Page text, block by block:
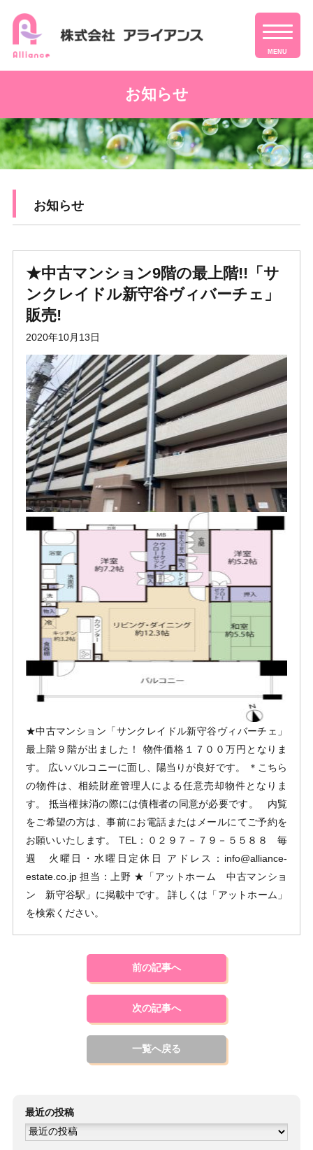
MENU
お知らせ
お知らせ
★中古マンション9階の最上階!!「サ
ンクレイドル新守谷ヴィバーチェ」
販売!
2020年10月13日
★中古マンション「サンクレイドル新守谷ヴィバーチェ」
最上階９階が出ました！ 物件価格１７００万円となりま
す。 広いバルコニーに面し、陽当りが良好です。 ＊こちら
の物件は、相続財産管理人による任意売却物件となりま
す。 抵当権抹消の際には債権者の同意が必要です。 内覧
をご希望の方は、事前にお電話またはメールにてご予約を
お願いいたします。 TEL：０２９７－７９－５５８８ 毎
週 火曜日・水曜日定休日 アドレス：info@alliance-
estate.co.jp 担当：上野 ★「アットホーム 中古マンショ
ン 新守谷駅」に掲載中です。 詳しくは「アットホーム」
を検索ください。
前の記事へ
次の記事へ
一覧へ戻る
最近の投稿